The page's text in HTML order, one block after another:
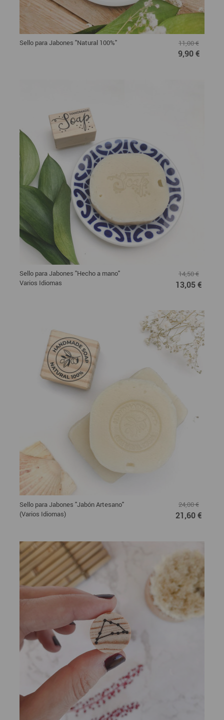
Sello para Jabones "Natural 100%" 11,00 €
9,90 €
Sello para Jabones "Hecho a mano"
Varios Idiomas
14,50 €
13,05 €
Sello para Jabones "Jabón Artesano"
(Varios Idiomas)
24,00 €
21,60 €